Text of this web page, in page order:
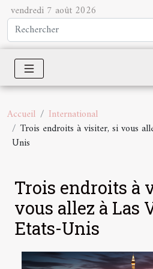
vendredi 7 août 2026
Accueil
International
Trois endroits à visiter, si vous
Unis
Trois endroits à
vous allez à Las
Etats-Unis